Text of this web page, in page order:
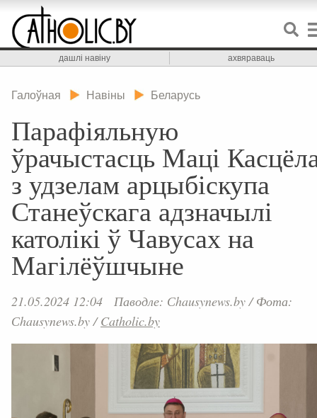
дашлі навіну ахвяраваць
Галоўная Навіны Беларусь
Парафіяльную
ўрачыстасць Маці
з удзелам арцыбіскупа
Станеўскага адзначылі
католікі ў Чавусах на
Магілёўшчыне
21.05.2024 12:04 Паводле: Сhausynews.by/Фота:
Сhausynews.by/Catholic.by